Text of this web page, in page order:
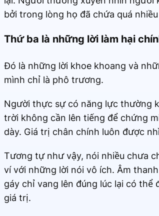
bởi trong lòng họ đã chứa quá
Thứ ba là những lời làm hại
Đó là những lời khoe khoang và
mình chỉ là phô trương.
Người thực sự có năng lực thường
trời không cần lên tiếng để chứng
dày. Giá trị chân chính luôn được
Tương tự như vậy, nói nhiều chưa
ví với những lời nói vô ích. Âm
gáy chỉ vang lên đúng lúc lại có
giá trị.